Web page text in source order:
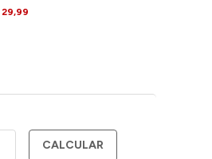
29,99
CALCULAR